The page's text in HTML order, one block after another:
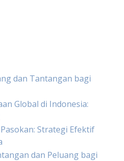
dan Tantangan bagi
Global di Indonesia:
Strategi Efektif
dan Peluang bagi